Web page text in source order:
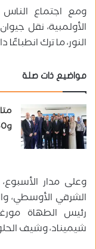
ومع اجتماع
الأولمبية، نقل
النور، ما ترك انطباعًا
مواضيع ذات صلة
و50 عاما من عطاء «قطر الوطني»
وعلى مدار
الشرقي الأوسطي،
رئيس الطهاة
شيميناد، وشيف